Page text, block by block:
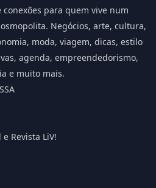
para quem vive num
Negócios, arte, cultura,
moda, viagem, dicas, estilo
agenda, empreendedorismo,
e muito mais.
Revista LiV!